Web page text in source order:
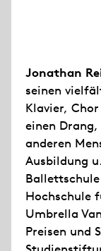
Jonathan
seinen
Klavier,
einen
anderen
Ausbildung
Hochschule
Umbrella
Preisen und